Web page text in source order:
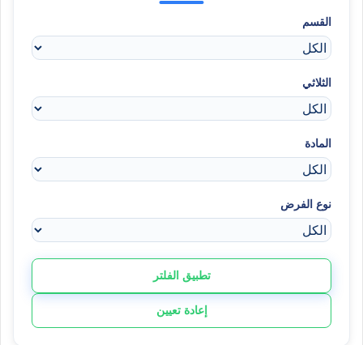
القسم
الثلاثي
المادة
نوع الفرض
تطبيق الفلتر
إعادة تعيين